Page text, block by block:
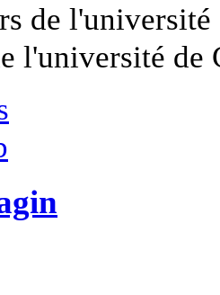
de
l'université